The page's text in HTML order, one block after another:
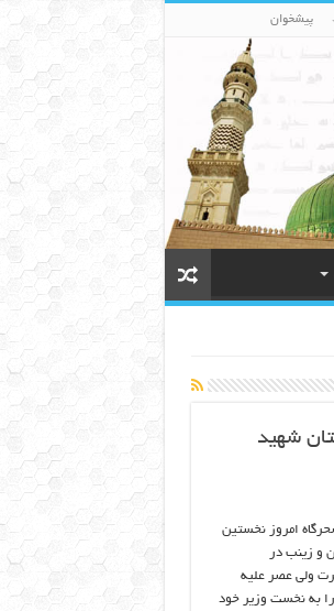
پیشخوان
شهید
امروز نخستین
و زینب در
ولی عصر علیه
به نخست وزیر خود